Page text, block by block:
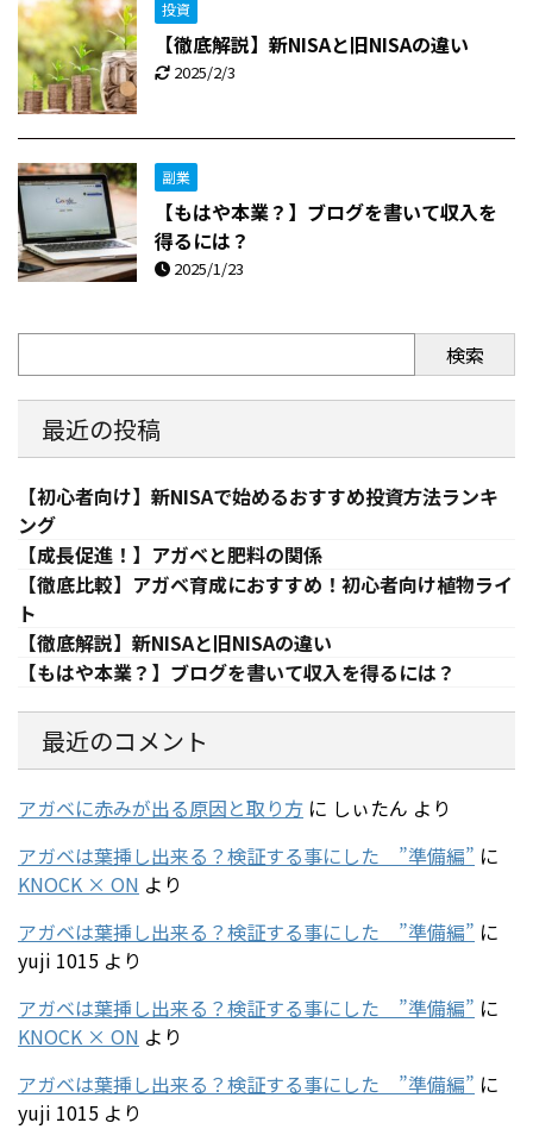
投資
【徹底解説】新NISAと旧NISAの違い
2025/2/3
副業
【もはや本業？】ブログを書いて収入を
得るには？
2025/1/23
検索
最近の投稿
【初心者向け】新NISAで始めるおすすめ投資方法ランキ
ング
【成長促進！】アガベと肥料の関係
【徹底比較】アガベ育成におすすめ！初心者向け植物ライ
ト
【徹底解説】新NISAと旧NISAの違い
【もはや本業？】ブログを書いて収入を得るには？
最近のコメント
アガベに赤みが出る原因と取り方 に しぃたん より
アガベは葉挿し出来る？検証する事にした ”準備編” に
KNOCK × ON より
アガベは葉挿し出来る？検証する事にした ”準備編” に
yuji 1015 より
アガベは葉挿し出来る？検証する事にした ”準備編” に
KNOCK × ON より
アガベは葉挿し出来る？検証する事にした ”準備編” に
yuji 1015 より